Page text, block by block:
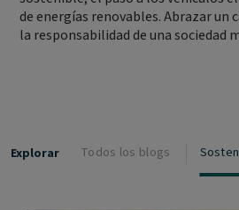
de energías renovables. Abrazar un
la responsabilidad de una sociedad
Explorar Todos los blogs